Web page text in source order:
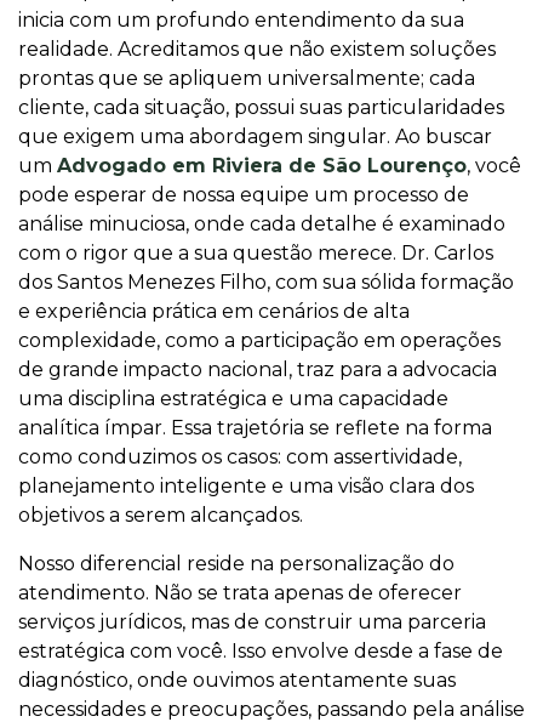
inicia com um profundo entendimento da sua
realidade. Acreditamos que não existem soluções
prontas que se apliquem universalmente; cada
cliente, cada situação, possui suas particularidades
que exigem uma abordagem singular. Ao buscar
um Advogado em Riviera de São Lourenço, você
pode esperar de nossa equipe um processo de
análise minuciosa, onde cada detalhe é examinado
com o rigor que a sua questão merece. Dr. Carlos
dos Santos Menezes Filho, com sua sólida formação
e experiência prática em cenários de alta
complexidade, como a participação em operações
de grande impacto nacional, traz para a advocacia
uma disciplina estratégica e uma capacidade
analítica ímpar. Essa trajetória se reflete na forma
como conduzimos os casos: com assertividade,
planejamento inteligente e uma visão clara dos
objetivos a serem alcançados.
Nosso diferencial reside na personalização do
atendimento. Não se trata apenas de oferecer
serviços jurídicos, mas de construir uma parceria
estratégica com você. Isso envolve desde a fase de
diagnóstico, onde ouvimos atentamente suas
necessidades e preocupações, passando pela análise